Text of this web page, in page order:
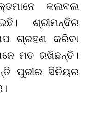
କଲବଲ
ଶ୍ରୀମନ୍ଦିର
ଗ୍ରହଣ କରିବା
ମତ ରଖିଛନ୍ତି।
ପୁରୀର ସିନିୟର